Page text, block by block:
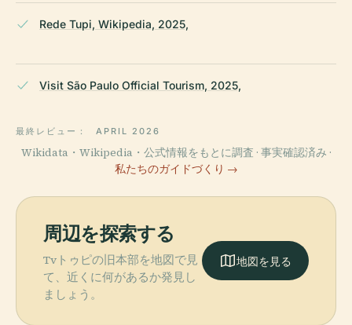
Rede Tupi, Wikipedia, 2025,
Visit São Paulo Official Tourism, 2025,
最終レビュー： APRIL 2026
Wikidata・Wikipedia・公式情報をもとに調査 · 事実確認済み ·
私たちのガイドづくり →
周辺を探索する
Tvトゥピの旧本部を地図で見
て、近くに何があるか発見し
ましょう。
地図を見る